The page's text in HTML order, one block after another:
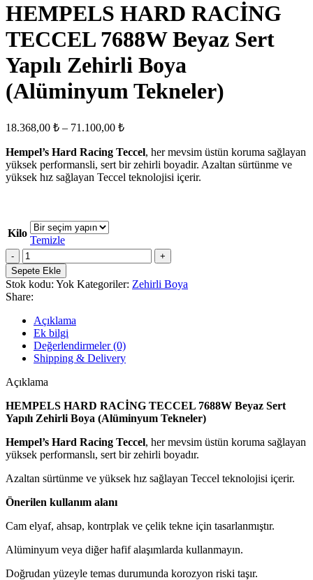
HEMPELS HARD RACİNG
TECCEL 7688W Beyaz Sert
Yapılı Zehirli Boya
(Alüminyum Tekneler)
18.368,00 ₺ – 71.100,00 ₺
Hempel’s Hard Racing Teccel, her mevsim üstün koruma sağlayan
yüksek performansli, sert bir zehirli boyadir. Azaltan sürtünme ve
yüksek hız sağlayan Teccel teknolojisi içerir.
Kilo
Temizle
Sepete Ekle
Stok kodu: Yok Kategoriler: Zehirli Boya
Share:
Açıklama
Ek bilgi
Değerlendirmeler (0)
Shipping & Delivery
Açıklama
HEMPELS HARD RACİNG TECCEL 7688W Beyaz Sert
Yapılı Zehirli Boya (Alüminyum Tekneler)
Hempel’s Hard Racing Teccel, her mevsim üstün koruma sağlayan
yüksek performanslı, sert bir zehirli boyadır.
Azaltan sürtünme ve yüksek hız sağlayan Teccel teknolojisi içerir.
Önerilen kullanım alanı
Cam elyaf, ahsap, kontrplak ve çelik tekne için tasarlanmıştır.
Alüminyum veya diğer hafif alaşımlarda kullanmayın.
Doğrudan yüzeyle temas durumunda korozyon riski taşır.